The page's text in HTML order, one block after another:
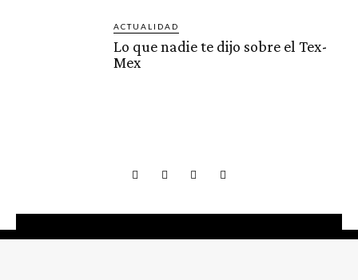
ACTUALIDAD
Lo que nadie te dijo sobre el Tex-
Mex